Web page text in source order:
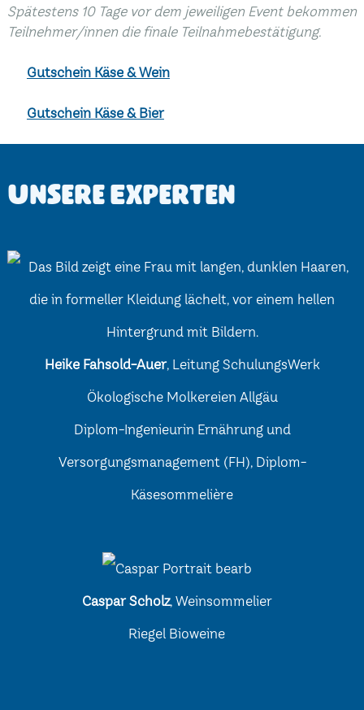
Spätestens 10 Tage vor dem jeweiligen Event bekommen
Teilnehmer/innen die finale Teilnahmebestätigung.
Gutschein Käse & Wein
Gutschein Käse & Bier
Unsere Experten
Heike Fahsold-Auer, Leitung SchulungsWerk
Ökologische Molkereien Allgäu
Diplom-Ingenieurin Ernährung und
Versorgungsmanagement (FH), Diplom-
Käsesommelière
Caspar Scholz, Weinsommelier
Riegel Bioweine